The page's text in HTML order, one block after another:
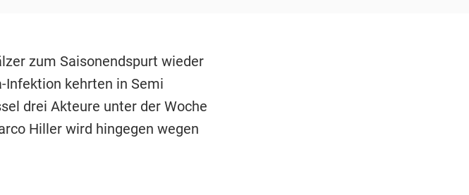
zum Saisonendspurt wieder
Infektion kehrten in Semi
drei Akteure unter der Woche
Hiller wird hingegen wegen